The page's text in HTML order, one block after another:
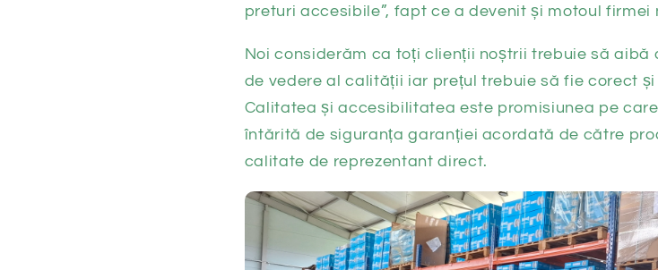
preturi accesibile”, fapt ce a devenit și motoul firmei
Noi considerăm ca toți clienții noștrii trebuie să aibă
de vedere al calității iar prețul trebuie să fie corect
Calitatea și accesibilitatea este promisiunea pe
întărită de siguranța garanției acordată de către
calitate de reprezentant direct.